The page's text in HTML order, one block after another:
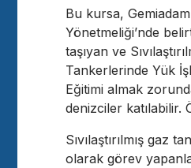
Bu kursa,
Yönetmeliği’nde
taşıyan ve
Tankerlerinde Yük
Eğitimi almak
denizciler katılabilir.
Sıvılaştırılmış gaz
olarak görev